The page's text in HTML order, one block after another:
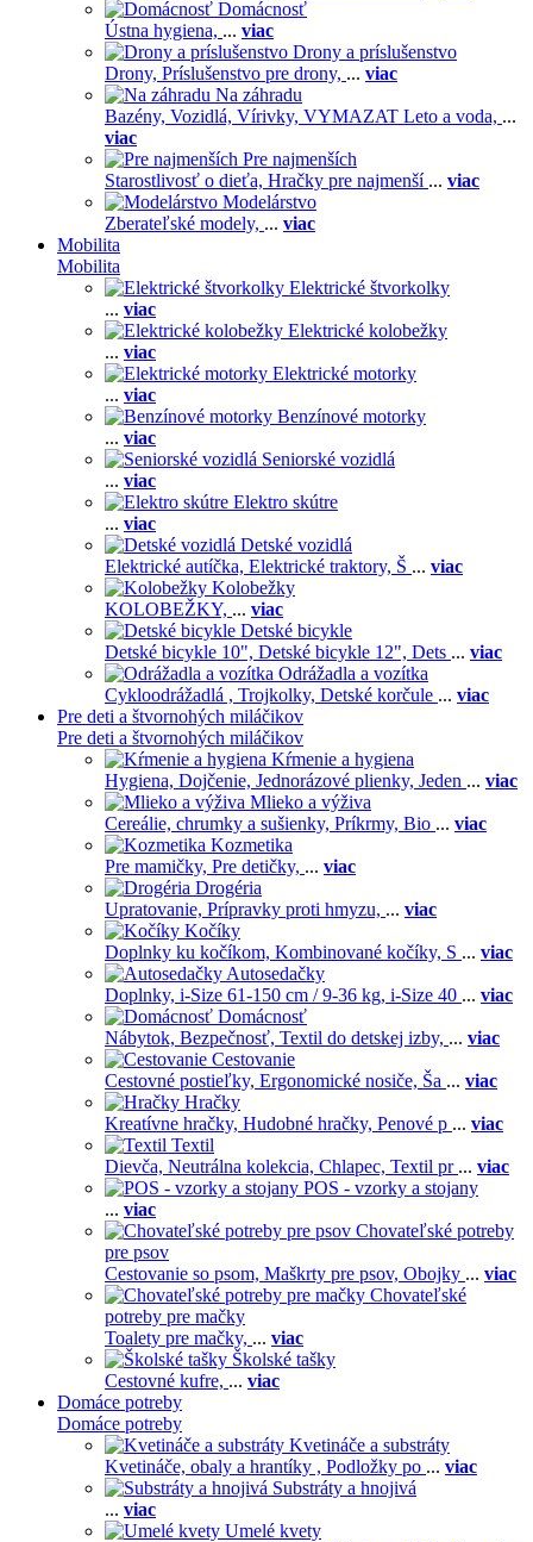
Domácnosť
Ústna hygiena, ... viac
Drony a príslušenstvo
Drony, Príslušenstvo pre drony, ... viac
Na záhradu
Bazény, Vozidlá, Vírivky, VYMAZAT Leto a voda, ...
viac
Pre najmenších
Starostlivosť o dieťa, Hračky pre najmenší ... viac
Modelárstvo
Zberateľské modely, ... viac
Mobilita
Mobilita
Elektrické štvorkolky
... viac
Elektrické kolobežky
... viac
Elektrické motorky
... viac
Benzínové motorky
... viac
Seniorské vozidlá
... viac
Elektro skútre
... viac
Detské vozidlá
Elektrické autíčka, Elektrické traktory, Š ... viac
Kolobežky
KOLOBEŽKY, ... viac
Detské bicykle
Detské bicykle 10", Detské bicykle 12", Dets ... viac
Odrážadla a vozítka
Cykloodrážadlá , Trojkolky, Detské korčule ... viac
Pre deti a štvornohých miláčikov
Pre deti a štvornohých miláčikov
Kŕmenie a hygiena
Hygiena, Dojčenie, Jednorázové plienky, Jeden ... viac
Mlieko a výživa
Cereálie, chrumky a sušienky, Príkrmy, Bio ... viac
Kozmetika
Pre mamičky, Pre detičky, ... viac
Drogéria
Upratovanie, Prípravky proti hmyzu, ... viac
Kočíky
Doplnky ku kočíkom, Kombinované kočíky, S ... viac
Autosedačky
Doplnky, i-Size 61-150 cm / 9-36 kg, i-Size 40 ... viac
Domácnosť
Nábytok, Bezpečnosť, Textil do detskej izby, ... viac
Cestovanie
Cestovné postieľky, Ergonomické nosiče, Ša ... viac
Hračky
Kreatívne hračky, Hudobné hračky, Penové p ... viac
Textil
Dievča, Neutrálna kolekcia, Chlapec, Textil pr ... viac
POS - vzorky a stojany
... viac
Chovateľské potreby
pre psov
Cestovanie so psom, Maškrty pre psov, Obojky ... viac
Chovateľské
potreby pre mačky
Toalety pre mačky, ... viac
Školské tašky
Cestovné kufre, ... viac
Domáce potreby
Domáce potreby
Kvetináče a substráty
Kvetináče, obaly a hrantíky , Podložky po ... viac
Substráty a hnojivá
... viac
Umelé kvety